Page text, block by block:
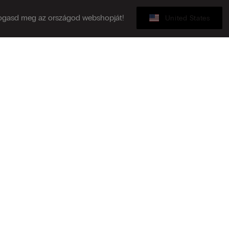
meg az országod webshopját! United States